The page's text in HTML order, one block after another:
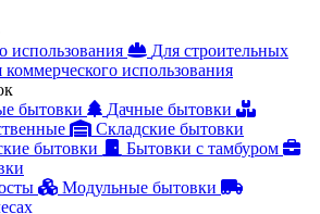
использования
Для строительных
коммерческого использования
бытовки
Дачные бытовки
Складские бытовки
бытовки
Бытовки с тамбуром
Модульные бытовки